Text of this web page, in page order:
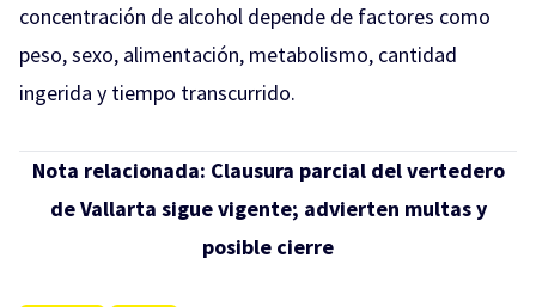
concentración de alcohol depende de factores como
peso, sexo, alimentación, metabolismo, cantidad
ingerida y tiempo transcurrido.
Nota relacionada: Clausura parcial del vertedero
de Vallarta sigue vigente; advierten multas y
posible cierre